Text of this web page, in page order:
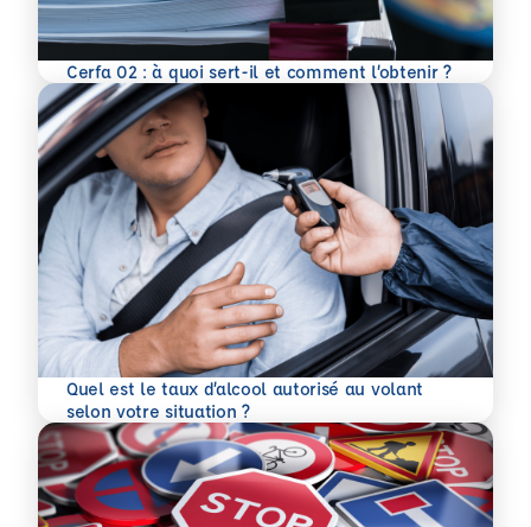
Cerfa 02 : à quoi sert-il et comment l’obtenir ?
En savoir plus
Quel est le taux d’alcool autorisé au volant
selon votre situation ?
En savoir plus